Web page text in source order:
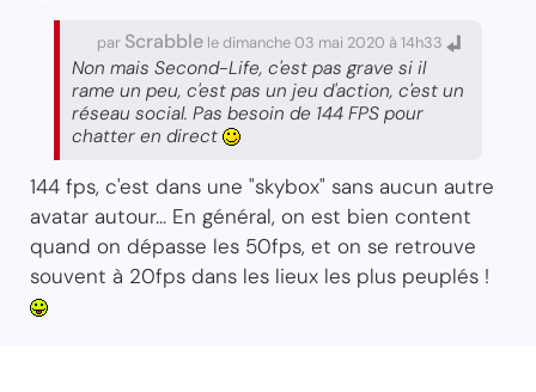
par Scrabble le dimanche 03 mai 2020 à 14h33
Non mais Second-Life, c'est pas grave si il
rame un peu, c'est pas un jeu d'action, c'est un
réseau social. Pas besoin de 144 FPS pour
chatter en direct
144 fps, c'est dans une "skybox" sans aucun autre
avatar autour... En général, on est bien content
quand on dépasse les 50fps, et on se retrouve
souvent à 20fps dans les lieux les plus peuplés !